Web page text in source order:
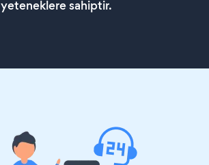
yeteneklere sahiptir.